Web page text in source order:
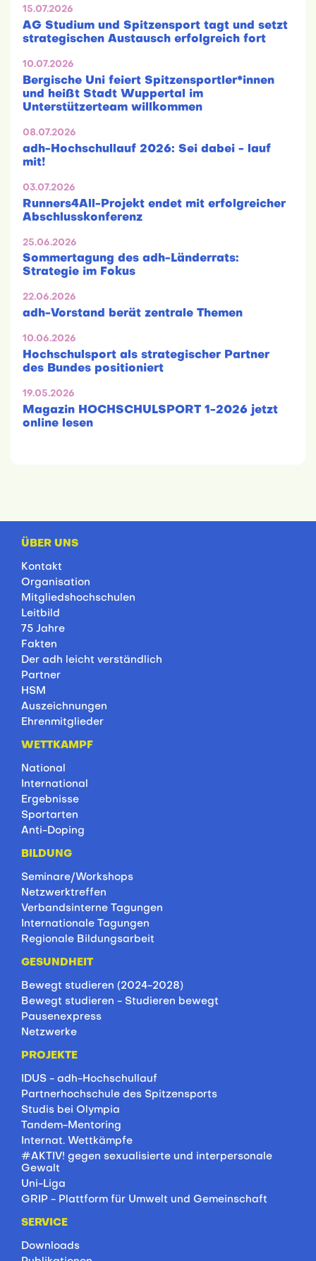
15.07.2026
AG Studium und Spitzensport tagt und setzt
strategischen Austausch erfolgreich fort
10.07.2026
Bergische Uni feiert Spitzensportler*innen
und heißt Stadt Wuppertal im
Unterstützerteam willkommen
08.07.2026
adh-Hochschullauf 2026: Sei dabei - lauf
mit!
03.07.2026
Runners4All-Projekt endet mit erfolgreicher
Abschlusskonferenz
25.06.2026
Sommertagung des adh-Länderrats:
Strategie im Fokus
22.06.2026
adh-Vorstand berät zentrale Themen
10.06.2026
Hochschulsport als strategischer Partner
des Bundes positioniert
19.05.2026
Magazin HOCHSCHULSPORT 1-2026 jetzt
online lesen
ÜBER UNS
Kontakt
Organisation
Mitgliedshochschulen
Leitbild
75 Jahre
Fakten
Der adh leicht verständlich
Partner
HSM
Auszeichnungen
Ehrenmitglieder
WETTKAMPF
National
International
Ergebnisse
Sportarten
Anti-Doping
BILDUNG
Seminare/Workshops
Netzwerktreffen
Verbandsinterne Tagungen
Internationale Tagungen
Regionale Bildungsarbeit
GESUNDHEIT
Bewegt studieren (2024-2028)
Bewegt studieren - Studieren bewegt
Pausenexpress
Netzwerke
PROJEKTE
IDUS - adh-Hochschullauf
Partnerhochschule des Spitzensports
Studis bei Olympia
Tandem-Mentoring
Internat. Wettkämpfe
#AKTIV! gegen sexualisierte und interpersonale
Gewalt
Uni-Liga
GRIP - Plattform für Umwelt und Gemeinschaft
SERVICE
Downloads